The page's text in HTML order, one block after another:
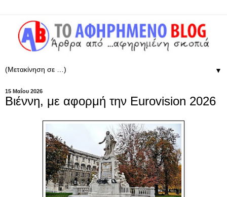
▼
15 Μαΐου 2026
Βιέννη, με αφορμή την Eurovision 2026